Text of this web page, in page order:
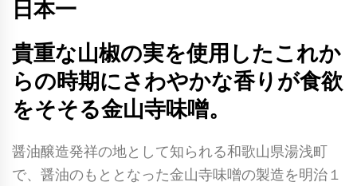
日本一
貴重な山椒の実を使用したこれか
らの時期にさわやかな香りが食欲
をそそる金山寺味噌。
醤油醸造発祥の地として知られる和歌山県湯浅町
で、醤油のもととなった金山寺味噌の製造を明治１